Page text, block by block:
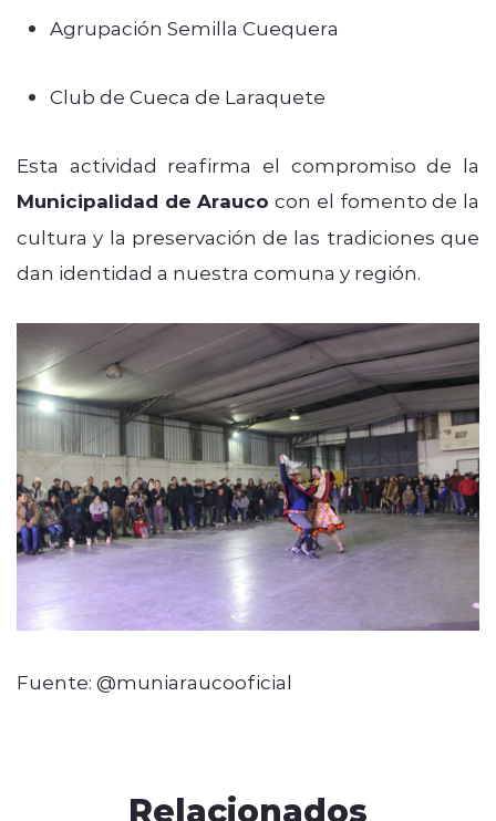
Agrupación Semilla Cuequera
Club de Cueca de Laraquete
Esta actividad reafirma el compromiso de la
Municipalidad de Arauco con el fomento de la
cultura y la preservación de las tradiciones que
dan identidad a nuestra comuna y región.
Fuente: @muniaraucooficial
Relacionados